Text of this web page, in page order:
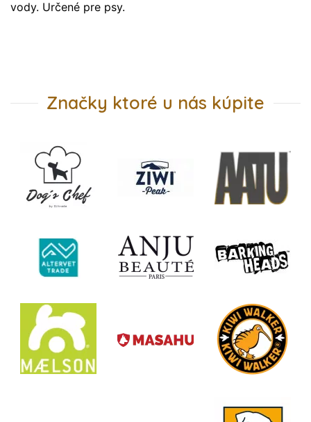
vody. Určené pre psy.
Značky ktoré u nás kúpite